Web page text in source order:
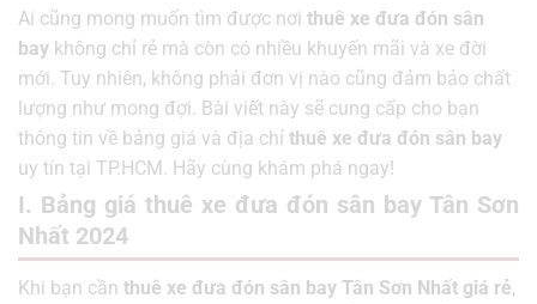
Ai cũng mong muốn tìm được nơi thuê xe đưa đón sân
bay không chỉ rẻ mà còn có nhiều khuyến mãi và xe đời
mới. Tuy nhiên, không phải đơn vị nào cũng đảm bảo chất
lượng như mong đợi. Bài viết này sẽ cung cấp cho bạn
thông tin về bảng giá và địa chỉ thuê xe đưa đón sân bay
uy tín tại TP.HCM. Hãy cùng khám phá ngay!
I. Bảng giá thuê xe đưa đón sân bay Tân Sơn
Nhất 2024
Khi bạn cần thuê xe đưa đón sân bay Tân Sơn Nhất giá rẻ,